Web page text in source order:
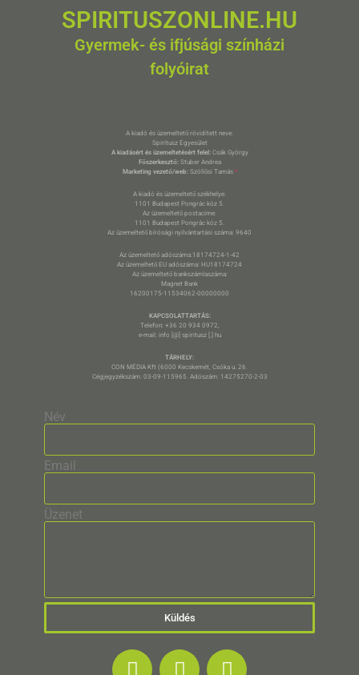
SPIRITUSZONLINE.HU
Gyermek- és ifjúsági színházi
folyóirat
A kiadó és üzemeltető rövidített neve:
Spiritusz Egyesület
A kiadásért és üzemeltetésért felel:Csák György
Főszerkesztő:Stuber Andrea
Marketing vezető/web:Szöllősi Tamás *
A kiadó és üzemeltető székhelye:
1101 Budapest Pongrác köz 5.
Az üzemeltető postacíme:
1101 Budapest Pongrác köz 5.
Az üzemeltető bírósági nyilvántartási száma: 9640
Az üzemeltető adószáma:18174724-1-42
Az üzemeltető EU adószáma: HU18174724
Az üzemeltető bankszámlaszáma:
Magnet Bank
16200175-11534062-00000000
KAPCSOLATTARTÁS:
Telefon: +36 20 934 0972,
e-mail: info [@] spiritusz [.] hu
TÁRHELY:
CON MÉDIA Kft (6000 Kecskemét, Csóka u. 26.
Cégjegyzékszám: 03-09-115965. Adószám: 14275270-2-03
Név
Email
Üzenet
Küldés